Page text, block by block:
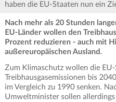
haben die EU-Staaten nun ein
Nach mehr als 20 Stunden
EU-Länder wollen den
Prozent reduzieren - auch mit
außereuropäischen Ausland.
Zum Klimaschutz wollen die
Treibhausgasemissionen bis
im Vergleich zu 1990 senken.
Umweltminister sollen